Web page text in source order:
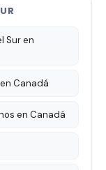
Sur en
Canadá
en Canadá